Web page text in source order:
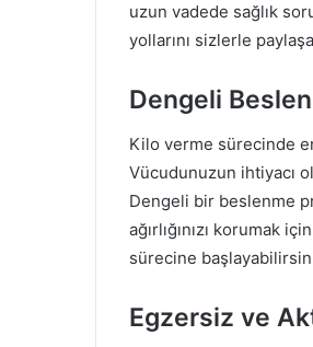
uzun vadede sağlık
yollarını sizlerle
Dengeli
Kilo verme sürecinde
Vücudunuzun ihtiyacı
Dengeli bir beslenme
ağırlığınızı korumak
sürecine
Egzersiz ve